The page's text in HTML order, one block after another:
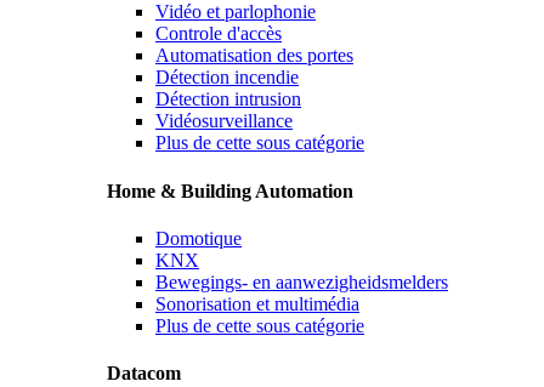
Vidéo et parlophonie
Controle d'accès
Automatisation des portes
Détection incendie
Détection intrusion
Vidéosurveillance
Plus de cette sous catégorie
Home & Building Automation
Domotique
KNX
Bewegings- en aanwezigheidsmelders
Sonorisation et multimédia
Plus de cette sous catégorie
Datacom